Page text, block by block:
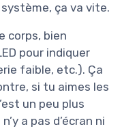
ça va vite.
corps, bien
pour indiquer
faible, etc.). Ça
si tu aimes les
un peu plus
a pas d’écran ni